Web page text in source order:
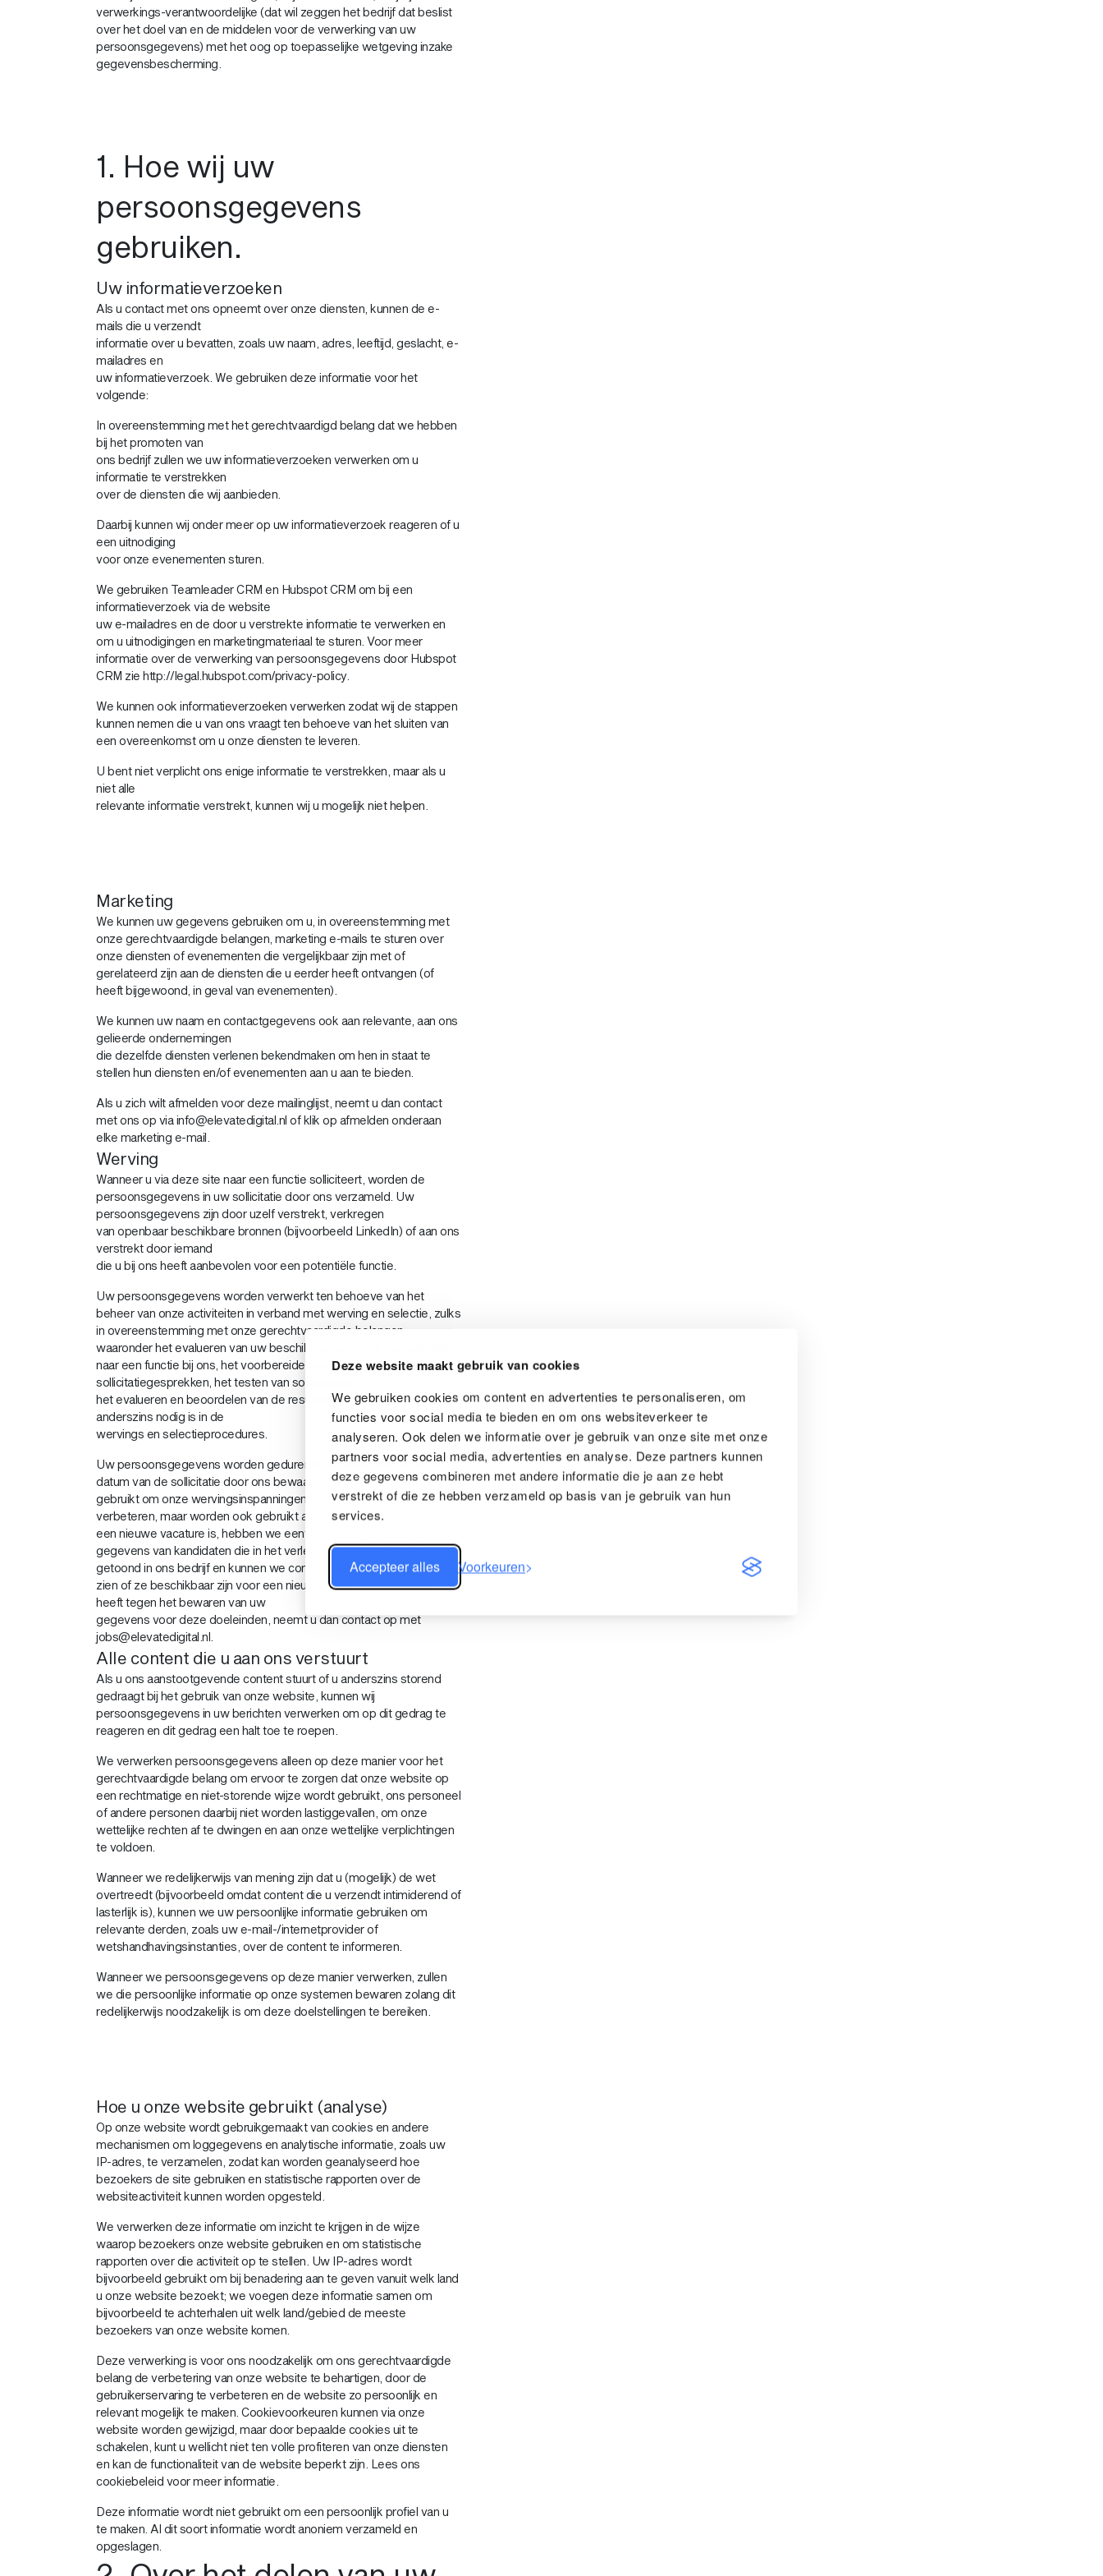
Deze website maakt gebruik van cookies
We gebruiken cookies om content en advertenties te personaliseren, om
functies voor social media te bieden en om ons websiteverkeer te
analyseren. Ook delen we informatie over je gebruik van onze site met onze
partners voor social media, advertenties en analyse. Deze partners kunnen
deze gegevens combineren met andere informatie die je aan ze hebt
verstrekt of die ze hebben verzameld op basis van je gebruik van hun
services.
Accepteer alles Voorkeuren
verwerkings-verantwoordelijke (dat wil zeggen het bedrijf dat beslist
over het doel van en de middelen voor de verwerking van uw
persoonsgegevens) met het oog op toepasselijke wetgeving inzake
gegevensbescherming.
1. Hoe wij uw
persoonsgegevens
gebruiken.
Uw informatieverzoeken
Als u contact met ons opneemt over onze diensten, kunnen de e-
mails die u verzendt
informatie over u bevatten, zoals uw naam, adres, leeftijd, geslacht, e-
mailadres en
uw informatieverzoek. We gebruiken deze informatie voor het
volgende:
In overeenstemming met het gerechtvaardigd belang dat we hebben
bij het promoten van
ons bedrijf zullen we uw informatieverzoeken verwerken om u
informatie te verstrekken
over de diensten die wij aanbieden.
Daarbij kunnen wij onder meer op uw informatieverzoek reageren of u
een uitnodiging
voor onze evenementen sturen.
We gebruiken Teamleader CRM en Hubspot CRM om bij een
informatieverzoek via de website
uw e-mailadres en de door u verstrekte informatie te verwerken en
om u uitnodigingen en marketingmateriaal te sturen. Voor meer
informatie over de verwerking van persoonsgegevens door Hubspot
CRM zie http://legal.hubspot.com/privacy-policy.
We kunnen ook informatieverzoeken verwerken zodat wij de stappen
kunnen nemen die u van ons vraagt ten behoeve van het sluiten van
een overeenkomst om u onze diensten te leveren.
U bent niet verplicht ons enige informatie te verstrekken, maar als u
niet alle
relevante informatie verstrekt, kunnen wij u mogelijk niet helpen.
Marketing
We kunnen uw gegevens gebruiken om u, in overeenstemming met
onze gerechtvaardigde belangen, marketing e-mails te sturen over
onze diensten of evenementen die vergelijkbaar zijn met of
gerelateerd zijn aan de diensten die u eerder heeft ontvangen (of
heeft bijgewoond, in geval van evenementen).
We kunnen uw naam en contactgegevens ook aan relevante, aan ons
gelieerde ondernemingen
die dezelfde diensten verlenen bekendmaken om hen in staat te
stellen hun diensten en/of evenementen aan u aan te bieden.
Als u zich wilt afmelden voor deze mailinglijst, neemt u dan contact
met ons op via info@elevatedigital.nl of klik op afmelden onderaan
elke marketing e-mail.
Werving
Wanneer u via deze site naar een functie solliciteert, worden de
persoonsgegevens in uw sollicitatie door ons verzameld. Uw
persoonsgegevens zijn door uzelf verstrekt, verkregen
van openbaar beschikbare bronnen (bijvoorbeeld LinkedIn) of aan ons
verstrekt door iemand
die u bij ons heeft aanbevolen voor een potentiële functie.
Uw persoonsgegevens worden verwerkt ten behoeve van het
beheer van onze activiteiten in verband met werving en selectie, zulks
in overeenstemming met onze gerechtvaardigde belangen,
waaronder het evalueren van uw beschikbaarheid voor c.q. sollicitatie
naar een functie bij ons, het voorbereiden en voeren van
sollicitatiegesprekken, het testen van sollicitanten,
het evalueren en beoordelen van de resultaten daarvan en zoals
anderszins nodig is in de
wervings en selectieprocedures.
Uw persoonsgegevens worden gedurende twaalf maanden na de
datum van de sollicitatie door ons bewaard. De gegevens worden
gebruikt om onze wervingsinspanningen en selectieprocedure te
verbeteren, maar worden ook gebruikt als talentenpool. Wanneer er
een nieuwe vacature is, hebben we eenvoudig toegang tot de
gegevens van kandidaten die in het verleden interesse hebben
getoond in ons bedrijf en kunnen we contact met hen opnemen om te
zien of ze beschikbaar zijn voor een nieuwe kans. Als u bezwaren
heeft tegen het bewaren van uw
gegevens voor deze doeleinden, neemt u dan contact op met
jobs@elevatedigital.nl.
Alle content die u aan ons verstuurt
Als u ons aanstootgevende content stuurt of u anderszins storend
gedraagt bij het gebruik van onze website, kunnen wij
persoonsgegevens in uw berichten verwerken om op dit gedrag te
reageren en dit gedrag een halt toe te roepen.
We verwerken persoonsgegevens alleen op deze manier voor het
gerechtvaardigde belang om ervoor te zorgen dat onze website op
een rechtmatige en niet-storende wijze wordt gebruikt, ons personeel
of andere personen daarbij niet worden lastiggevallen, om onze
wettelijke rechten af te dwingen en aan onze wettelijke verplichtingen
te voldoen.
Wanneer we redelijkerwijs van mening zijn dat u (mogelijk) de wet
overtreedt (bijvoorbeeld omdat content die u verzendt intimiderend of
lasterlijk is), kunnen we uw persoonlijke informatie gebruiken om
relevante derden, zoals uw e-mail-/internetprovider of
wetshandhavingsinstanties, over de content te informeren.
Wanneer we persoonsgegevens op deze manier verwerken, zullen
we die persoonlijke informatie op onze systemen bewaren zolang dit
redelijkerwijs noodzakelijk is om deze doelstellingen te bereiken.
Hoe u onze website gebruikt (analyse)
Op onze website wordt gebruikgemaakt van cookies en andere
mechanismen om loggegevens en analytische informatie, zoals uw
IP-adres, te verzamelen, zodat kan worden geanalyseerd hoe
bezoekers de site gebruiken en statistische rapporten over de
websiteactiviteit kunnen worden opgesteld.
We verwerken deze informatie om inzicht te krijgen in de wijze
waarop bezoekers onze website gebruiken en om statistische
rapporten over die activiteit op te stellen. Uw IP-adres wordt
bijvoorbeeld gebruikt om bij benadering aan te geven vanuit welk land
u onze website bezoekt; we voegen deze informatie samen om
bijvoorbeeld te achterhalen uit welk land/gebied de meeste
bezoekers van onze website komen.
Deze verwerking is voor ons noodzakelijk om ons gerechtvaardigde
belang de verbetering van onze website te behartigen, door de
gebruikerservaring te verbeteren en de website zo persoonlijk en
relevant mogelijk te maken. Cookievoorkeuren kunnen via onze
website worden gewijzigd, maar door bepaalde cookies uit te
schakelen, kunt u wellicht niet ten volle profiteren van onze diensten
en kan de functionaliteit van de website beperkt zijn. Lees ons
cookiebeleid voor meer informatie.
Deze informatie wordt niet gebruikt om een persoonlijk profiel van u
te maken. Al dit soort informatie wordt anoniem verzameld en
opgeslagen.